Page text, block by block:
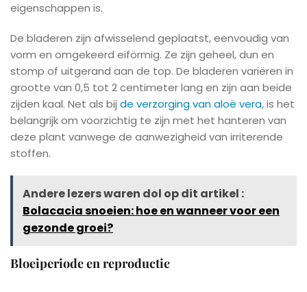
eigenschappen is.
De bladeren zijn afwisselend geplaatst, eenvoudig van
vorm en omgekeerd eiförmig. Ze zijn geheel, dun en
stomp of uitgerand aan de top. De bladeren variëren in
grootte van 0,5 tot 2 centimeter lang en zijn aan beide
zijden kaal. Net als bij de verzorging van aloë vera, is het
belangrijk om voorzichtig te zijn met het hanteren van
deze plant vanwege de aanwezigheid van irriterende
stoffen.
Andere lezers waren dol op dit artikel :
Bolacacia snoeien: hoe en wanneer voor een
gezonde groei?
Bloeiperiode en reproductie